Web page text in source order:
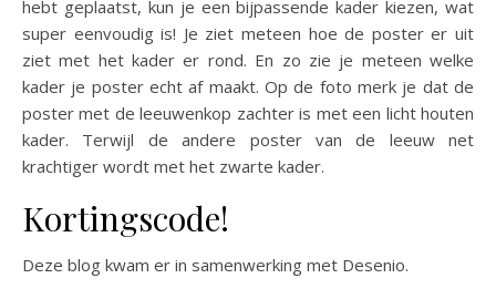
hebt geplaatst, kun je een bijpassende kader kiezen, wat
super eenvoudig is! Je ziet meteen hoe de poster er uit
ziet met het kader er rond. En zo zie je meteen welke
kader je poster echt af maakt. Op de foto merk je dat de
poster met de leeuwenkop zachter is met een licht houten
kader. Terwijl de andere poster van de leeuw net
krachtiger wordt met het zwarte kader.
Kortingscode!
Deze blog kwam er in samenwerking met Desenio.